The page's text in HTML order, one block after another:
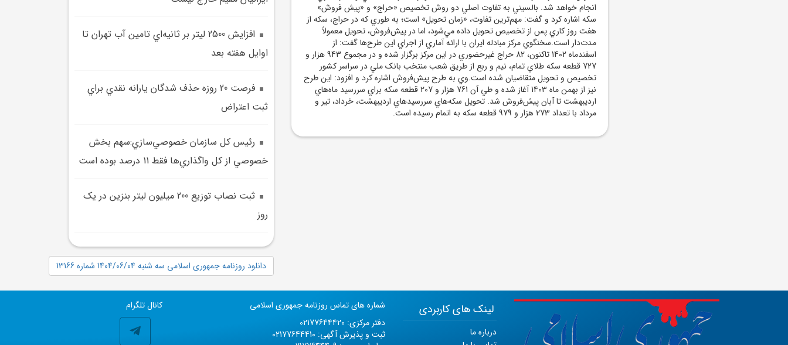
انجام خواهد شد. بالسيني به تفاوت‌ اصلي دو روش تخصيص «حراج» و «پيش فروش»
سکه اشاره کرد و گفت: مهم‌ترين تفاوت، «زمان تحويل» است؛ به طوري که در حراج، سکه از
هفت روز کاري پس از تخصيص تحويل داده مي‌شود، اما در پيش‌فروش، تحويل معمولاً
مدت‌دار است.سخنگوي مرکز مبادله ايران با ارائه آماري از اجراي اين طرح‌ها گفت: از
اسفندماه 1402 تاکنون، 82 حراج غيرحضوري در اين مرکز برگزار شده و در مجموع 943 هزار و
727 قطعه سکه طلاي تمام، نيم و ربع از طريق شعب منتخب بانک ملي در سراسر کشور
تخصيص و تحويل متقاضيان شده است.وي به طرح پيش‌فروش اشاره کرد و افزود: اين طرح
نيز از بهمن ماه 1403 آغاز شده و طي آن 761 هزار و 207 قطعه سکه براي سررسيد ماه‌هاي
ارديبهشت تا آبان پيش‌فروش شد. تحويل سکه‌هاي سررسيدهاي ارديبهشت، خرداد، تير و
مرداد با تعداد 273 هزار و 979 قطعه سکه به اتمام رسيده است.
افزايش 2500 ليتر بر ثانيه‌اي تامين آب تهران تا
اوايل هفته بعد
فرصت 20 روزه حذف شدگان يارانه نقدي براي
ثبت اعتراض
رئيس کل سازمان خصوصي‌سازي:سهم بخش
خصوصي از کل واگذاري‌ها فقط 11 درصد بوده است
ثبت نصاب توزيع 200 ميليون ليتر بنزين در يک
روز
دانلود روزنامه جمهوری اسلامی سه شنبه 1404/06/04 شماره 13166
کانال تلگرام
شماره های تماس روزنامه جمهوری اسلامی
دفتر مرکزی: 02177644420
ثبت و پذیرش آگهی: 02177644410
لینک های کاربردی
درباره ما